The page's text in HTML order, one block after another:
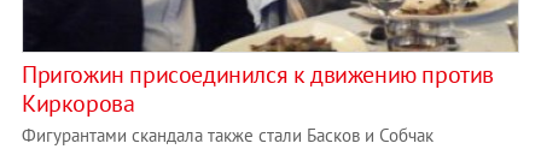
Пригожин присоединился к движению против
Киркорова
Фигурантами скандала также стали Басков и Собчак